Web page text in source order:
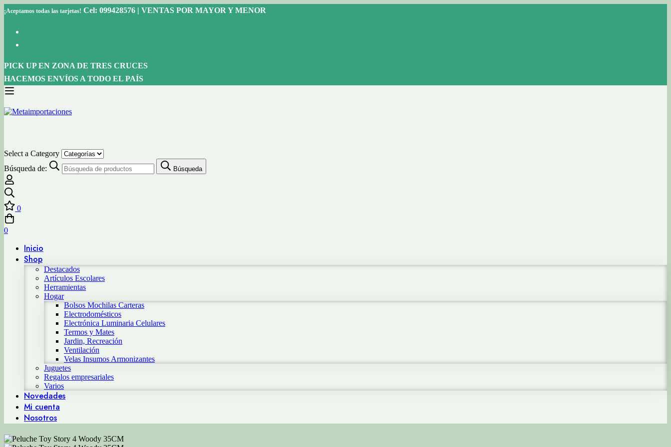
¡Aceptamos todas las tarjetas! Cel: 099428576 | VENTAS POR MAYOR Y MENOR
PICK UP EN ZONA DE TRES CRUCES
HACEMOS ENVÍOS A TODO EL PAÍS
Select a Category
Búsqueda de:
Búsqueda
0
0
Inicio
Shop
Destacados
Artículos Escolares
Herramientas
Hogar
Bolsos Mochilas Carteras
Electrodomésticos
Electrónica Luminaria Celulares
Termos y Mates
Jardin, Recreación
Ventilación
Velas Insumos Armonizantes
Juguetes
Regalos empresariales
Varios
Novedades
Mi cuenta
Nosotros